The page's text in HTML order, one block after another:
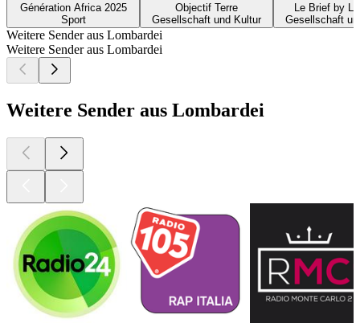
Génération Africa 2025
Sport
Objectif Terre
Gesellschaft und Kultur
Le Brief by
Gesellschaft
Weitere Sender aus Lombardei
Weitere Sender aus Lombardei
Weitere Sender aus Lombardei